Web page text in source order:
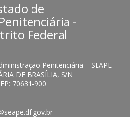
de
-
Federal
Penitenciária – SEAPE
DE BRASÍLIA, S/N
70631-900